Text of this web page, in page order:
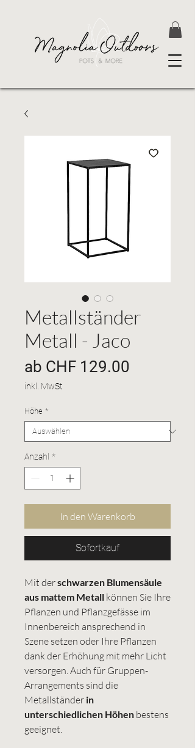
Metallständer
Metall - Jaco
ab CHF 129.00
inkl. MwSt
Höhe *
Anzahl *
In den Warenkorb
Sofortkauf
Mit derschwarzen Blumensäule
aus mattem Metall können Sie Ihre
Pflanzen und Pflanzgefässe im
Innenbereich ansprechend in
Szene setzen oder Ihre Pflanzen
dank der Erhöhung mit mehr Licht
versorgen. Auch für Gruppen-
Arrangements sind die
Metallständer in
unterschiedlichen Höhen bestens
geeignet.